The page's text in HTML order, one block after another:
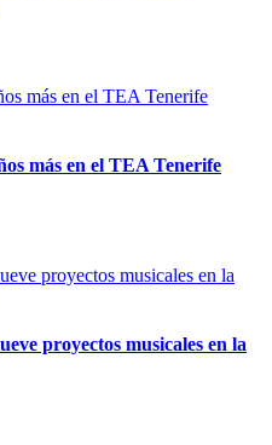
más en el TEA Tenerife
proyectos musicales en la